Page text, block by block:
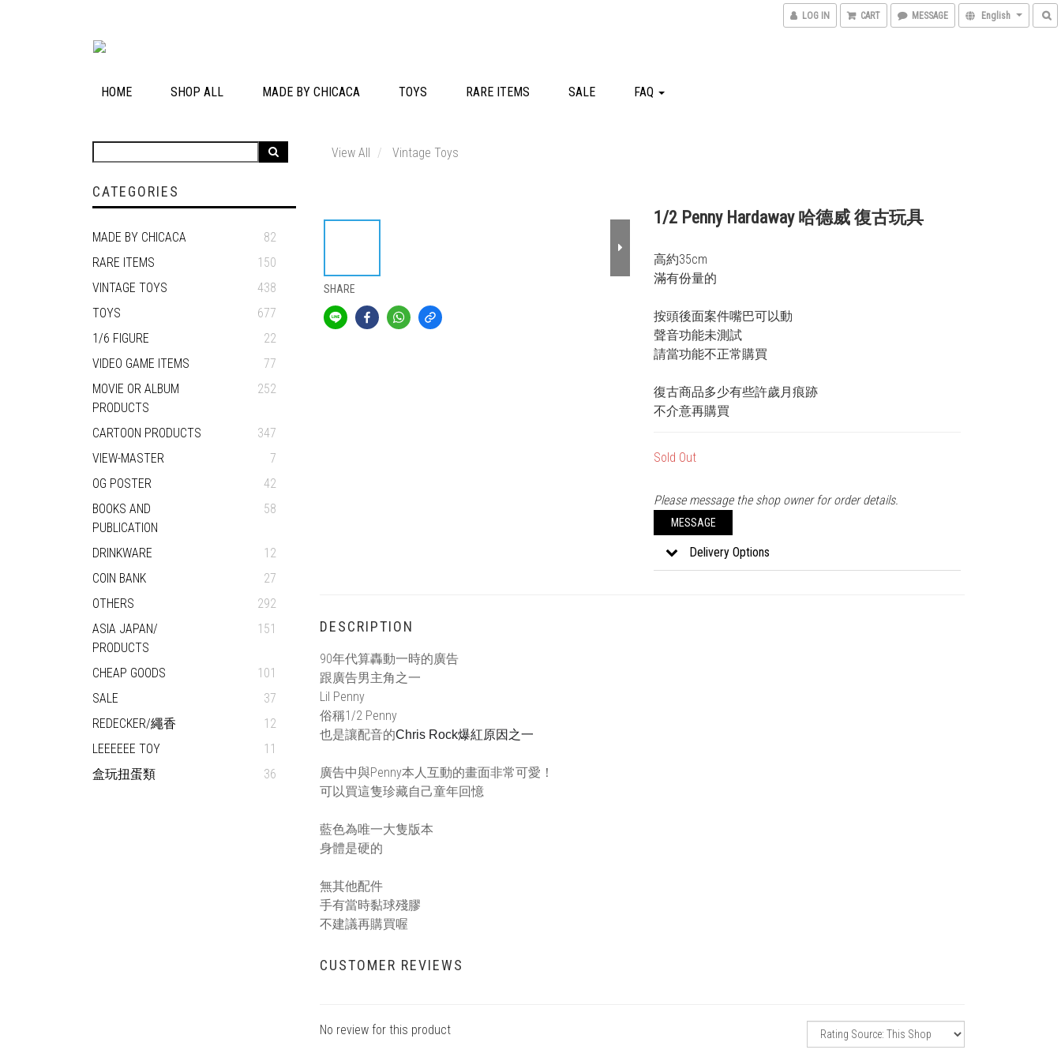
LOG IN CART MESSAGE English
HOME SHOP ALL MADE BY CHICACA TOYS RARE ITEMS SALE FAQ
CATEGORIES
MADE BY CHICACA
82
RARE ITEMS
150
VINTAGE TOYS
438
TOYS
677
1/6 FIGURE
22
VIDEO GAME ITEMS
77
MOVIE OR ALBUM
PRODUCTS
252
CARTOON PRODUCTS
347
VIEW-MASTER
7
OG POSTER
42
BOOKS AND
PUBLICATION
58
DRINKWARE
12
COIN BANK
27
OTHERS
292
ASIA JAPAN/
PRODUCTS
151
CHEAP GOODS
101
SALE
37
REDECKER/繩香
12
LEEEEEE TOY
11
盒玩扭蛋類
36
View All Vintage Toys
SHARE
1/2 Penny Hardaway 哈德威 復古玩具
高約35cm
滿有份量的
按頭後面案件嘴巴可以動
聲音功能未測試
請當功能不正常購買
復古商品多少有些許歲月痕跡
不介意再購買
Sold Out
Please message the shop owner for order details.
MESSAGE
Delivery Options
DESCRIPTION
90年代算轟動一時的廣告
跟廣告男主角之一
Lil Penny
俗稱1/2 Penny
也是讓配音的Chris Rock爆紅原因之一
廣告中與Penny本人互動的畫面非常可愛！
可以買這隻珍藏自己童年回憶
藍色為唯一大隻版本
身體是硬的
無其他配件
手有當時黏球殘膠
不建議再購買喔
CUSTOMER REVIEWS
No review for this product